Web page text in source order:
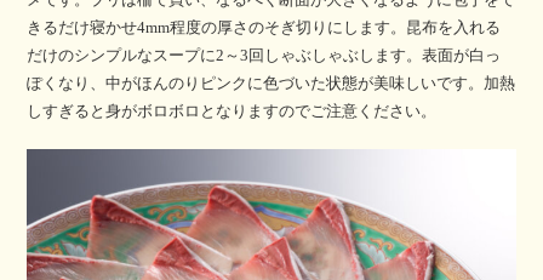
きるだけ寝かせ4mm程度の厚さのそぎ切りにします。昆布を入れる
だけのシンプルなスープに2～3回しゃぶしゃぶします。表面が白っ
ぽくなり、中がほんのりピンクに色づいた状態が美味しいです。加熱
しすぎると身がボロボロとなりますのでご注意ください。